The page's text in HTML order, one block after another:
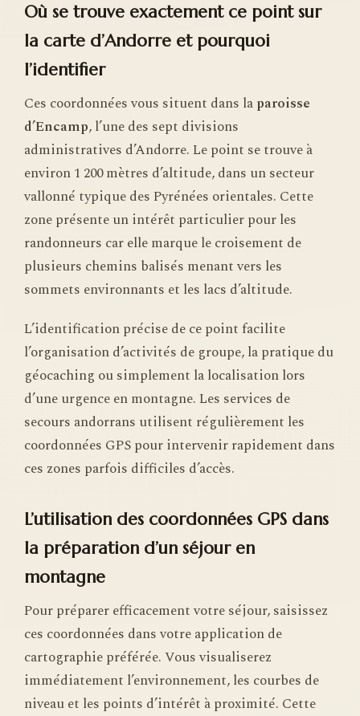
Où se trouve exactement ce point sur
la carte d’Andorre et pourquoi
l’identifier
Ces coordonnées vous situent dans laparoisse
d’Encamp, l’une des sept divisions
administratives d’Andorre. Le point se trouve à
environ 1 200 mètres d’altitude, dans un secteur
vallonné typique des Pyrénées orientales. Cette
zone présente un intérêt particulier pour les
randonneurs car elle marque le croisement de
plusieurs chemins balisés menant vers les
sommets environnants et les lacs d’altitude.
L’identification précise de ce point facilite
l’organisation d’activités de groupe, la pratique du
géocaching ou simplement la localisation lors
d’une urgence en montagne. Les services de
secours andorrans utilisent régulièrement les
coordonnées GPS pour intervenir rapidement dans
ces zones parfois difficiles d’accès.
L’utilisation des coordonnées GPS dans
la préparation d’un séjour en
montagne
Pour préparer efficacement votre séjour, saisissez
ces coordonnées dans votre application de
cartographie préférée. Vous visualiserez
immédiatement l’environnement, les courbes de
niveau et les points d’intérêt à proximité. Cette